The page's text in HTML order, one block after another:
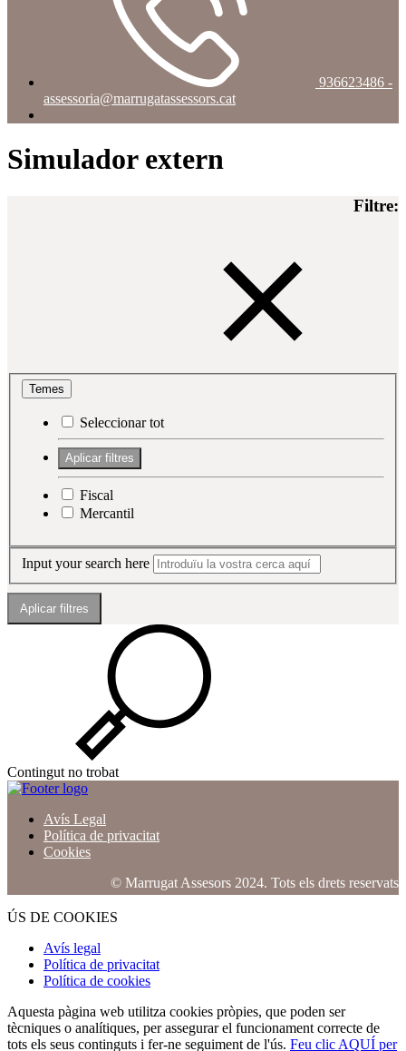
936623486 -
assessoria@marrugatassessors.cat
Simulador extern
Filtre:
Temes
Seleccionar tot
Fiscal
Mercantil
Input your search here
Contingut no trobat
Avís Legal
Política de privacitat
Cookies
© Marrugat Assesors 2024. Tots els drets reservats.
ÚS DE COOKIES
Avís legal
Política de privacitat
Política de cookies
Aquesta pàgina web utilitza cookies pròpies, que poden ser
tècniques o analítiques, per assegurar el funcionament correcte de
tots els seus continguts i fer-ne seguiment de l'ús. Feu clic AQUÍ per